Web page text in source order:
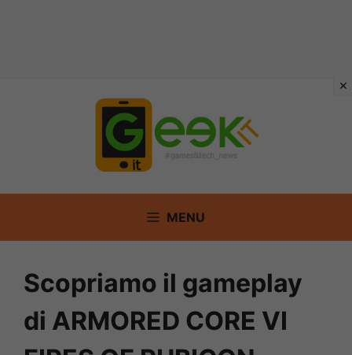
MENU
Scopriamo il gameplay
di ARMORED CORE VI